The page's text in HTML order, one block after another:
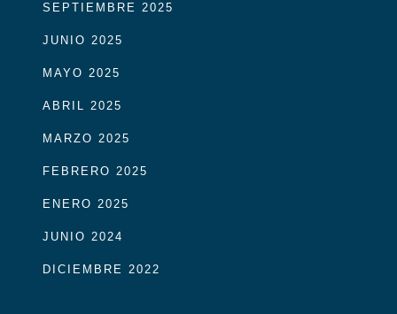
SEPTIEMBRE 2025
JUNIO 2025
MAYO 2025
ABRIL 2025
MARZO 2025
FEBRERO 2025
ENERO 2025
JUNIO 2024
DICIEMBRE 2022